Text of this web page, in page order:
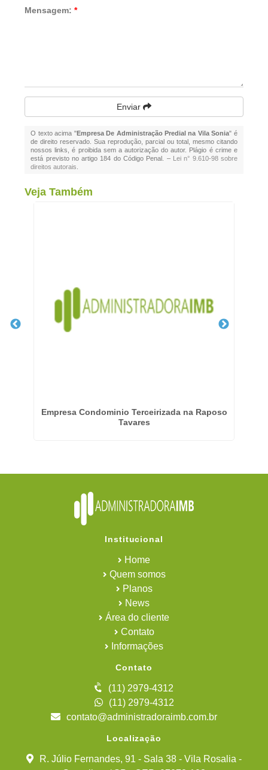
Mensagem:*
Enviar
O texto acima "Empresa De Administração Predial na Vila Sonia" é
de direito reservado. Sua reprodução, parcial ou total, mesmo citando
nossos links, é proibida sem a autorização do autor. Plágio é crime e
está previsto no artigo 184 do Código Penal. – Lei n° 9.610-98 sobre
direitos autorais
Veja Também
Empresa Condominio Terceirizada na Raposo
Tavares
Institucional
Home
Quem somos
Planos
News
Área do cliente
Contato
Informações
Contato
(11) 2979-4312
(11) 2979-4312
contato@administradoraimb.com.br
Localização
R. Júlio Fernandes, 91 - Sala 38 - Vila Rosalia -